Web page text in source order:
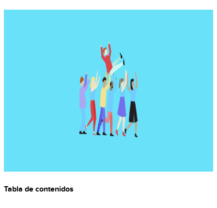
Tabla de contenidos